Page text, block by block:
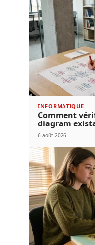
INFORMATIQUE
Comment
diagram
6 août 2026